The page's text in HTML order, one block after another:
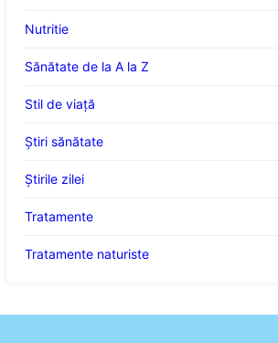
Nutritie
Sănătate de la A la Z
Stil de viaţă
Ştiri sănătate
Știrile zilei
Tratamente
Tratamente naturiste